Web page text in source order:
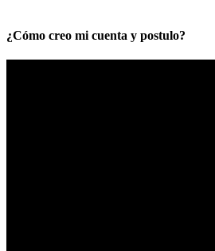
¿Cómo creo mi cuenta y postulo?